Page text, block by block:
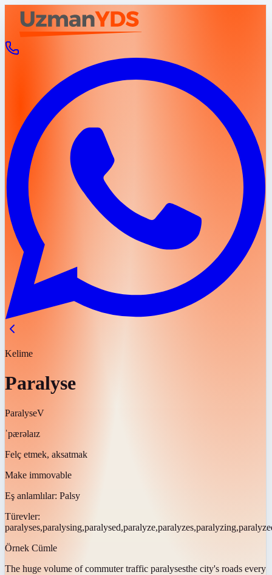
Kelime
Paralyse
ParalyseV
ˈpærəlaɪz
Felç etmek, aksatmak
Make immovable
Eş anlamlılar: Palsy
Türevler:
Örnek Cümle
The huge volume of commuter traffic paralysesthe city's roads every